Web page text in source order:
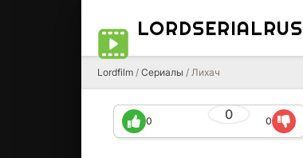
LORDSERIALRUS
Lordfilm / Сериалы / Лихач
0
0 0